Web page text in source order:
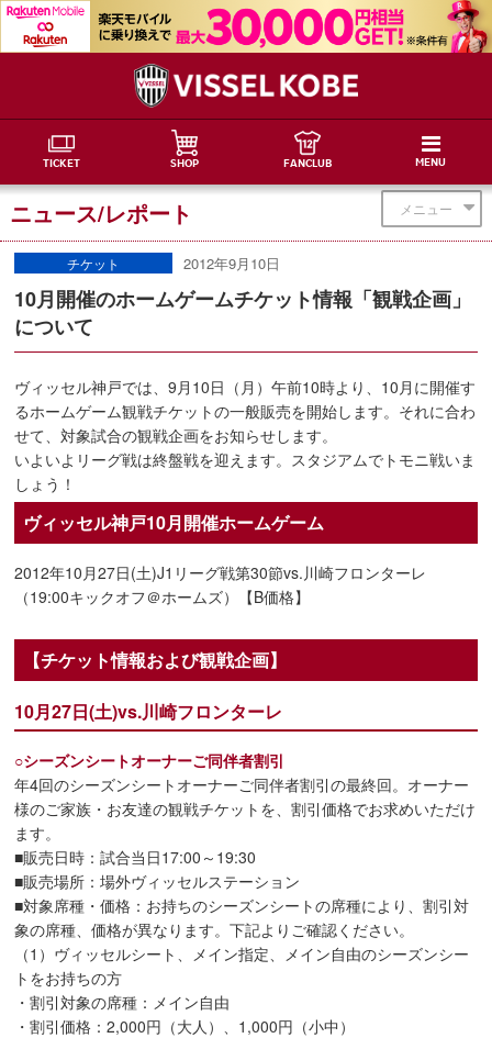
TICKET SHOP FANCLUB MENU
メニュー
ニュース/レポート
チケット 2012年9月10日
10月開催のホームゲームチケット情報「観戦企画」
について
ヴィッセル神戸では、9月10日（月）午前10時より、10月に開催す
るホームゲーム観戦チケットの一般販売を開始します。それに合わ
せて、対象試合の観戦企画をお知らせします。
いよいよリーグ戦は終盤戦を迎えます。スタジアムでトモニ戦いま
しょう！
ヴィッセル神戸10月開催ホームゲーム
2012年10月27日(土)J1リーグ戦第30節vs.川崎フロンターレ
（19:00キックオフ＠ホームズ）【B価格】
【チケット情報および観戦企画】
10月27日(土)vs.川崎フロンターレ
○シーズンシートオーナーご同伴者割引
年4回のシーズンシートオーナーご同伴者割引の最終回。オーナー
様のご家族・お友達の観戦チケットを、割引価格でお求めいただけ
ます。
■販売日時：試合当日17:00～19:30
■販売場所：場外ヴィッセルステーション
■対象席種・価格：お持ちのシーズンシートの席種により、割引対
象の席種、価格が異なります。下記よりご確認ください。
（1）ヴィッセルシート、メイン指定、メイン自由のシーズンシー
トをお持ちの方
・割引対象の席種：メイン自由
・割引価格：2,000円（大人）、1,000円（小中）